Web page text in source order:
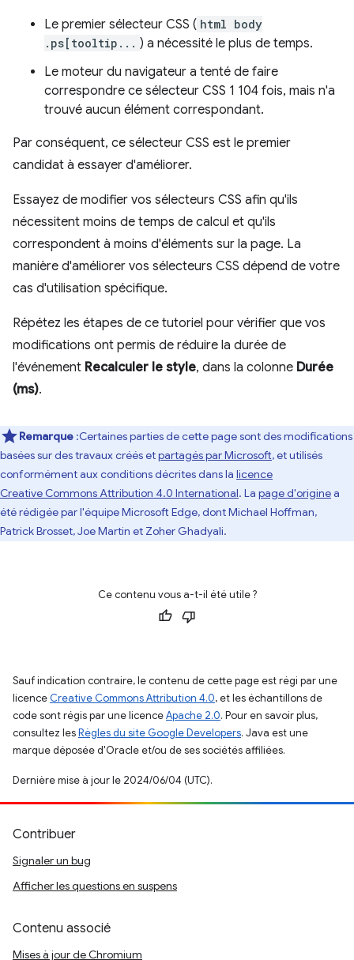
Le premier sélecteur CSS ( html body
.ps[tooltip... ) a nécessité le plus de temps.
Le moteur du navigateur a tenté de faire
correspondre ce sélecteur CSS 1 104 fois, mais n'a
trouvé aucun élément correspondant.
Par conséquent, ce sélecteur CSS est le premier
candidat à essayer d'améliorer.
Essayez de modifier vos sélecteurs CSS afin qu'ils
nécessitent moins de temps de calcul et qu'ils
correspondent à moins d'éléments sur la page. La
manière d'améliorer vos sélecteurs CSS dépend de votre
cas d'utilisation spécifique.
Répétez les étapes de ce tutoriel pour vérifier que vos
modifications ont permis de réduire la durée de
l'événement Recalculer le style, dans la colonne Durée
(ms).
Remarque :Certaines parties de cette page sont des modifications
basées sur des travaux créés etpartagés par Microsoft, et utilisés
conformément aux conditions décrites dans la licence
Creative Commons Attribution 4.0 International. La page d'originea
été rédigée par l'équipe Microsoft Edge, dont Michael Hoffman,
Patrick Brosset, Joe Martin et Zoher Ghadyali.
Ce contenu vous a-t-il été utile ?
Sauf indication contraire, le contenu de cette page est régi par une
licence Creative Commons Attribution 4.0, et les échantillons de
code sont régis par une licenceApache 2.0. Pour en savoir plus,
consultez lesRègles du site Google Developers. Java est une
marque déposée d'Oracle et/ou de ses sociétés affiliées.
Dernière mise à jour le 2024/06/04 (UTC).
Contribuer
Signaler un bug
Afficher les questions en suspens
Contenu associé
Mises à jour de Chromium